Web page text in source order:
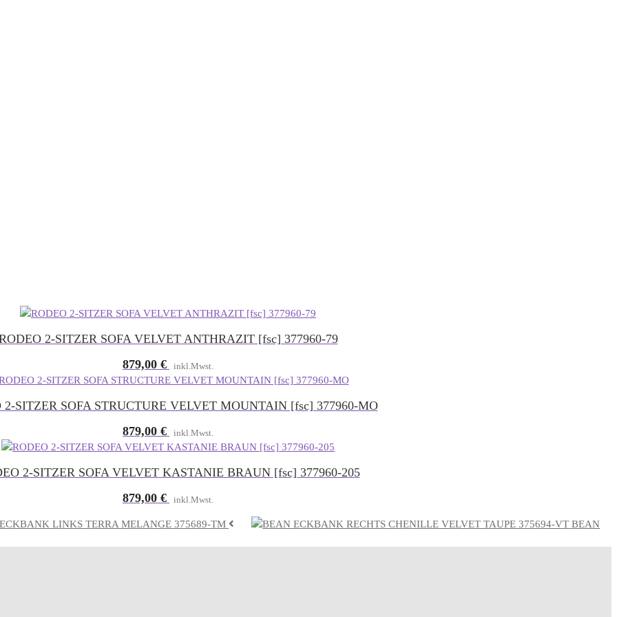
2-SITZER SOFA VELVET ANTHRAZIT [fsc] 377960-79
879,00 € inkl.Mwst.
2-SITZER SOFA STRUCTURE VELVET MOUNTAIN [fsc] 377960-MO
879,00 € inkl.Mwst.
2-SITZER SOFA VELVET KASTANIE BRAUN [fsc] 377960-205
879,00 € inkl.Mwst.
LINKS TERRA MELANGE 375689-TM
BEAN